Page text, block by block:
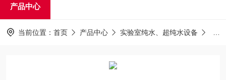
产品中心
当前位置： 首页 产品中心 实验室纯水、超纯水设备